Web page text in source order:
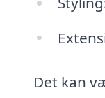
Det kan